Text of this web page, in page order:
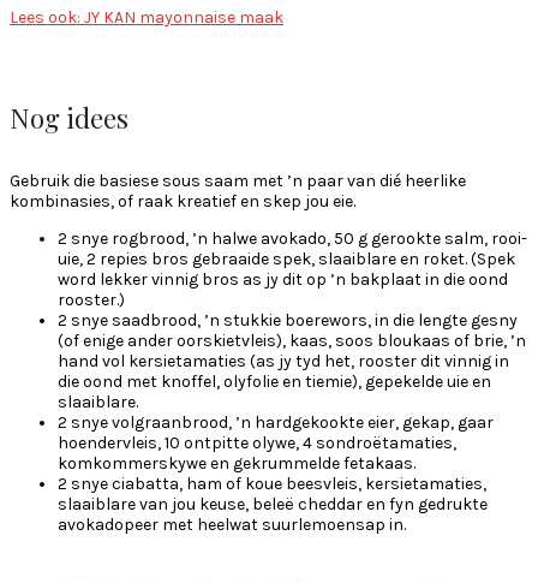
Lees ook: JY KAN mayonnaise maak
Nog idees
Gebruik die basiese sous saam met ’n paar van dié heerlike
kombinasies, of raak kreatief en skep jou eie.
2 snye rogbrood, ’n halwe avokado, 50 g gerookte salm, rooi-
uie, 2 repies bros gebraaide spek, slaaiblare en roket. (Spek
word lekker vinnig bros as jy dit op ’n bakplaat in die oond
roos­ter.)
2 snye saadbrood, ’n stukkie boerewors, in die lengte gesny
(of enige ander oorskietvleis), kaas, soos bloukaas of brie, ’n
hand vol kersietamaties (as jy tyd het, rooster dit vinnig in
die oond met knoffel, olyfolie en tiemie), gepekelde uie en
slaaiblare.
2 snye volgraanbrood, ’n hardgekookte eier, gekap, gaar
hoendervleis, 10 ontpitte olywe, 4 sondroë­ta­maties,
komkommer­sky­we en gekrummelde feta­kaas.
2 snye ciabatta, ham of koue beesvleis, kersietamaties,
slaaiblare van jou keuse, beleë cheddar en fyn gedrukte
avokadopeer met heelwat suurlemoensap in.